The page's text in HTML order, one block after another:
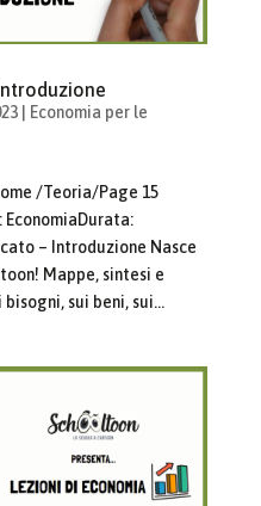
|
Economia per le
/Teoria/Page 15
– Introduzione Nasce
Mappe, sintesi e
sui beni, sui...